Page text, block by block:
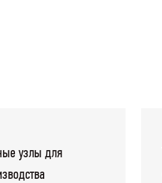
узлы для